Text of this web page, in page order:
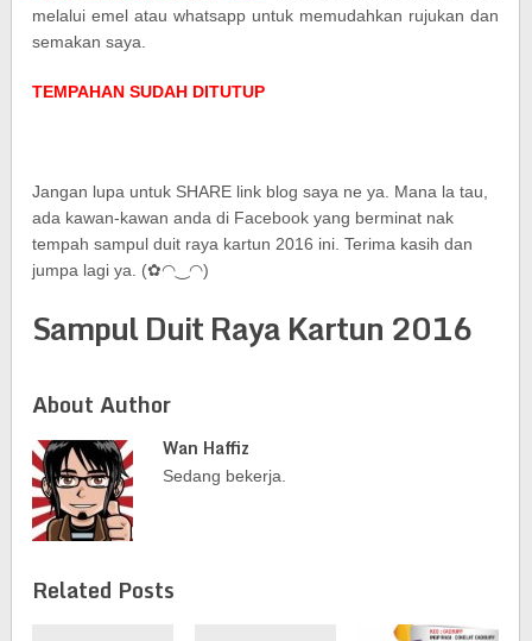
melalui emel atau whatsapp untuk memudahkan rujukan dan
semakan saya.
TEMPAHAN SUDAH DITUTUP
Jangan lupa untuk SHARE link blog saya ne ya. Mana la tau,
ada kawan-kawan anda di Facebook yang berminat nak
tempah sampul duit raya kartun 2016 ini. Terima kasih dan
jumpa lagi ya. (✿◠‿◠)
Sampul Duit Raya Kartun 2016
About Author
Wan Haffiz
Sedang bekerja.
Related Posts